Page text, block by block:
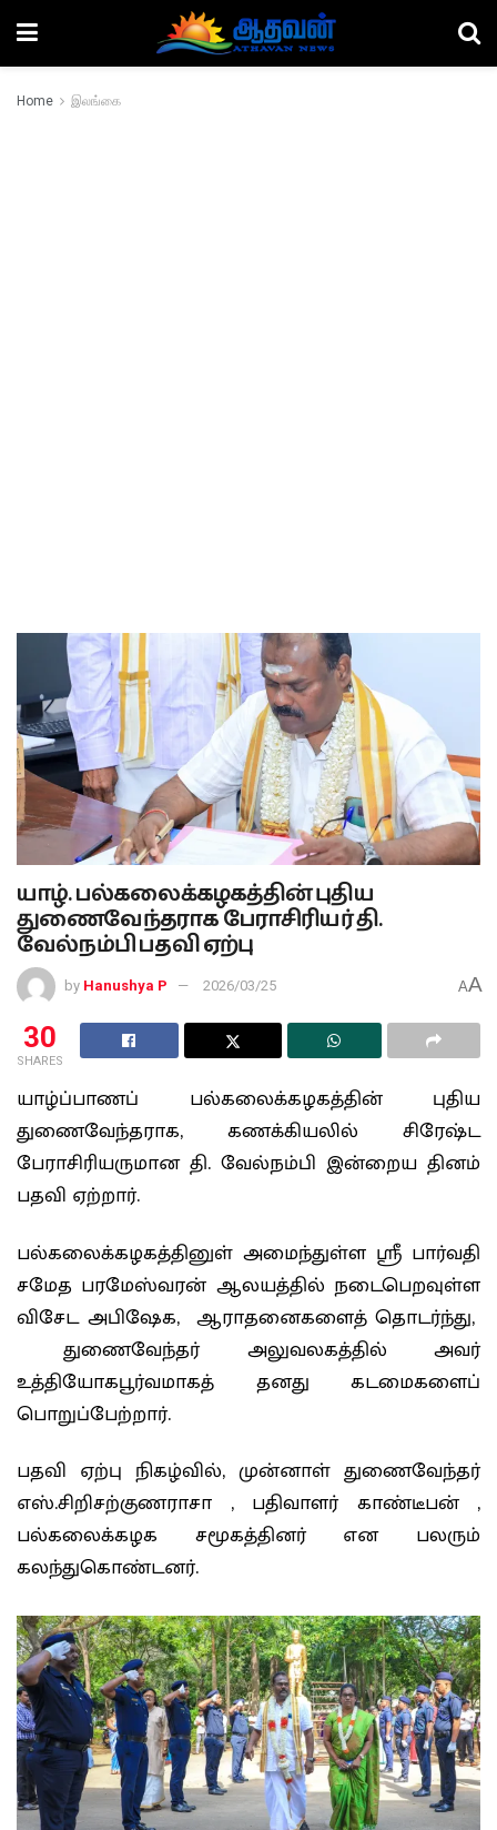
Home இலங்கை
யாழ். பல்கலைக்கழகத்தின் புதிய
துணைவேந்தராக பேராசிரியர் தி.
வேல்நம்பி பதவி ஏற்பு
by Hanushya P 2026/03/25 AA
30
SHARES
யாழ்ப்பாணப் பல்கலைக்கழகத்தின் புதிய
துணைவேந்தராக, கணக்கியலில் சிரேஷ்ட
பேராசிரியருமான தி. வேல்நம்பி இன்றைய தினம்
பதவி ஏற்றார்.
பல்கலைக்கழகத்தினுள் அமைந்துள்ள ஶ்ரீ பார்வதி
சமேத பரமேஸ்வரன் ஆலயத்தில் நடைபெறவுள்ள
விசேட அபிஷேக, ஆராதனைகளைத் தொடர்ந்து,
துணைவேந்தர் அலுவலகத்தில் அவர்
உத்தியோகபூர்வமாகத் தனது கடமைகளைப்
பொறுப்பேற்றார்.
பதவி ஏற்பு நிகழ்வில், முன்னாள் துணைவேந்தர்
எஸ்.சிறிசற்குணராசா , பதிவாளர் காண்டீபன் ,
பல்கலைக்கழக சமூகத்தினர் என பலரும்
கலந்துகொண்டனர்.